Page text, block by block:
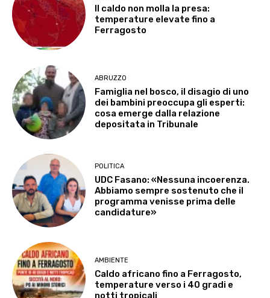
Il caldo non molla la presa:
temperature elevate fino a
Ferragosto
ABRUZZO
Famiglia nel bosco, il disagio di uno
dei bambini preoccupa gli esperti:
cosa emerge dalla relazione
depositata in Tribunale
POLITICA
UDC Fasano: «Nessuna incoerenza.
Abbiamo sempre sostenuto che il
programma venisse prima delle
candidature»
AMBIENTE
Caldo africano fino a Ferragosto,
temperature verso i 40 gradi e
notti tropicali